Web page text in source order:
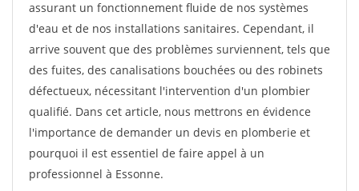
assurant un fonctionnement fluide de nos systèmes
d'eau et de nos installations sanitaires. Cependant, il
arrive souvent que des problèmes surviennent, tels que
des fuites, des canalisations bouchées ou des robinets
défectueux, nécessitant l'intervention d'un plombier
qualifié. Dans cet article, nous mettrons en évidence
l'importance de demander un devis en plomberie et
pourquoi il est essentiel de faire appel à un
professionnel à Essonne.